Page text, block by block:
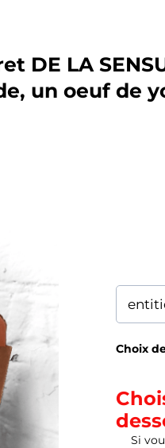
DE LA
un oeuf de
Choix
Si